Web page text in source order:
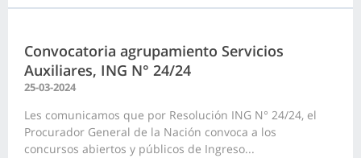
Convocatoria agrupamiento Servicios
Auxiliares, ING N° 24/24
25-03-2024
Les comunicamos que por Resolución ING N° 24/24, el
Procurador General de la Nación convoca a los
concursos abiertos y públicos de Ingreso...